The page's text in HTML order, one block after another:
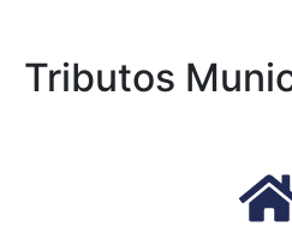
Tributos